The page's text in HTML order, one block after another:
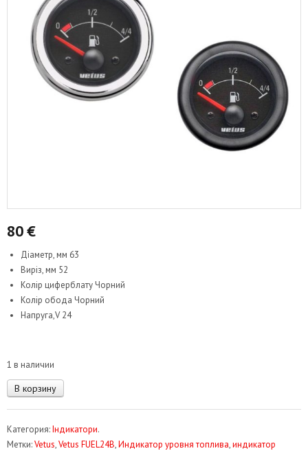
80€
Діаметр, мм 63
Виріз, мм 52
Колір циферблату Чорний
Колір обода Чорний
Напруга,V 24
1 в наличии
Количество
товара
рівня
палива
В корзину
Категория:Індикатори.
Метки:Vetus,Vetus FUEL24B,Индикатор уровня топлива,индикатор